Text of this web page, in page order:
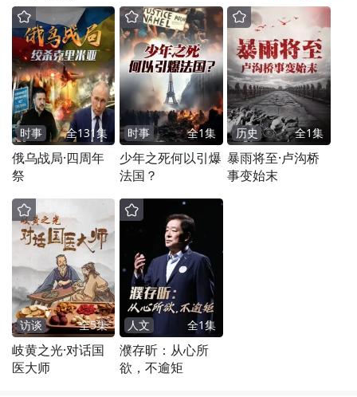
时事 全131集
俄乌战局·四周年
祭
时事 全1集
少年之死何以引爆
法国？
历史 全1集
暴雨将至·卢沟桥
事变始末
访谈 全5集
岐黄之光·对话国
医大师
人文 全1集
濮存昕：从心所
欲，不逾矩